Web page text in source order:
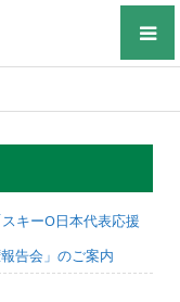
キーO日本代表応援
告会」のご案内